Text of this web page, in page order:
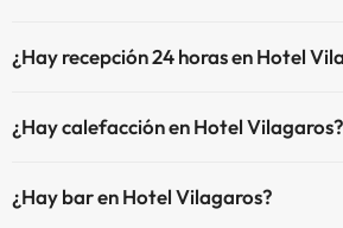
pueden ser de pago).
¿Hay recepción 24 horas en Hotel
¿Hay calefacción en Hotel Vilagaros?
¿Hay bar en Hotel Vilagaros?